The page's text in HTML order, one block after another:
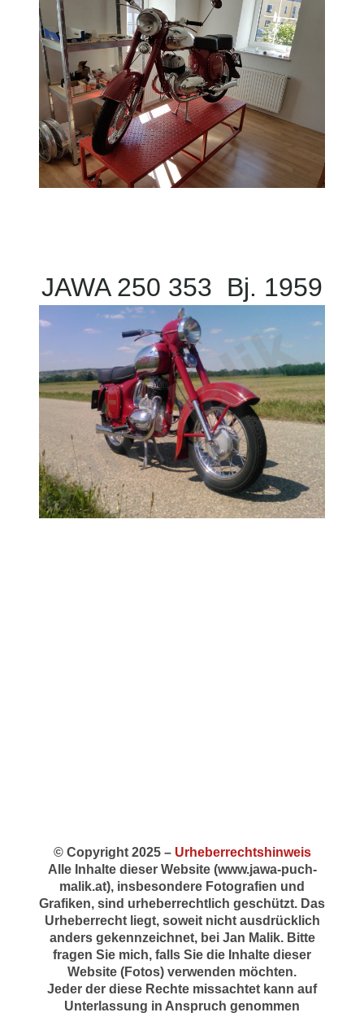
JAWA 250 353 Bj. 1959
© Copyright 2025 – Urheberrechtshinweis
Alle Inhalte dieser Website (www.jawa-puch-
malik.at), insbesondere Fotografien und
Grafiken, sind urheberrechtlich geschützt. Das
Urheberrecht liegt, soweit nicht ausdrücklich
anders gekennzeichnet, bei Jan Malik. Bitte
fragen Sie mich, falls Sie die Inhalte dieser
Website (Fotos) verwenden möchten.
Jeder der diese Rechte missachtet kann auf
Unterlassung in Anspruch genommen